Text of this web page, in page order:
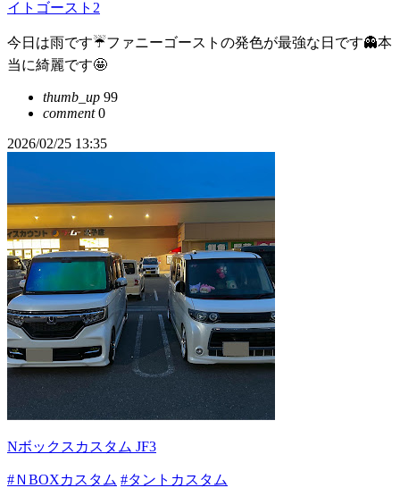
イトゴースト2
今日は雨です☔ファニーゴーストの発色が最強な日です👻本
当に綺麗です🤩
thumb_up 99
comment0
2026/02/25 13:35
Nボックスカスタム JF3
#ＮBOXカスタム #タントカスタム